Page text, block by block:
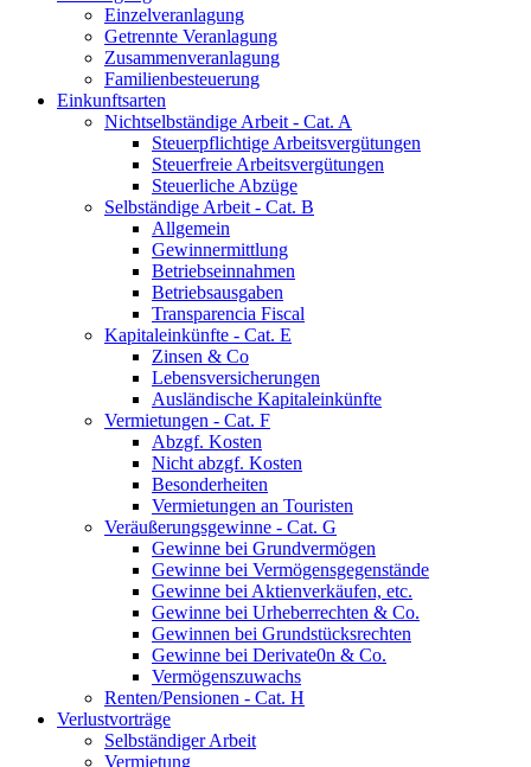
Einzelveranlagung
Getrennte Veranlagung
Zusammenveranlagung
Familienbesteuerung
Einkunftsarten
Nichtselbständige Arbeit - Cat. A
Steuerpflichtige Arbeitsvergütungen
Steuerfreie Arbeitsvergütungen
Steuerliche Abzüge
Selbständige Arbeit - Cat. B
Allgemein
Gewinnermittlung
Betriebseinnahmen
Betriebsausgaben
Transparencia Fiscal
Kapitaleinkünfte - Cat. E
Zinsen & Co
Lebensversicherungen
Ausländische Kapitaleinkünfte
Vermietungen - Cat. F
Abzgf. Kosten
Nicht abzgf. Kosten
Besonderheiten
Vermietungen an Touristen
Veräußerungsgewinne - Cat. G
Gewinne bei Grundvermögen
Gewinne bei Vermögensgegenstände
Gewinne bei Aktienverkäufen, etc.
Gewinne bei Urheberrechten & Co.
Gewinnen bei Grundstücksrechten
Gewinne bei Derivate0n & Co.
Vermögenszuwachs
Renten/Pensionen - Cat. H
Verlustvorträge
Selbständiger Arbeit
Vermietung